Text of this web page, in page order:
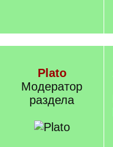
Plato
Модератор
раздела